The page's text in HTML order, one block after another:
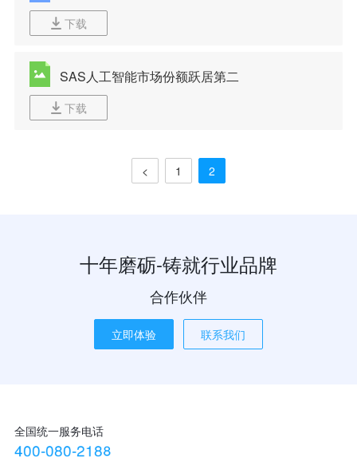
下载
SAS人工智能市场份额跃居第二
下载
< 1 2
十年磨砺-铸就行业品牌
合作伙伴
立即体验 联系我们
全国统一服务电话
400-080-2188